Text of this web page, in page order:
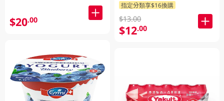
$20.00
指定分類享$16換購
$13.00
$12.00